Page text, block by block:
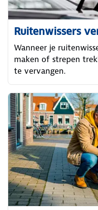
Ruitenwissers
Wanneer je
maken of strepen
te vervangen.